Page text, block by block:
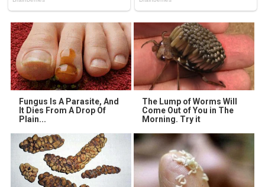
Fungus Is A Parasite, And
It Dies From A Drop Of
Plain...
The Lump of Worms Will
Come Out of You in The
Morning. Try it